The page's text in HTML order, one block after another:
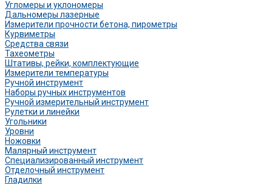
Угломеры и уклономеры
Дальномеры лазерные
Измерители прочности бетона, пирометры
Курвиметры
Средства связи
Тахеометры
Штативы, рейки, комплектующие
Измерители температуры
Ручной инструмент
Наборы ручных инструментов
Ручной измерительный инструмент
Рулетки и линейки
Угольники
Уровни
Ножовки
Малярный инструмент
Специализированный инструмент
Отделочный инструмент
Гладилки